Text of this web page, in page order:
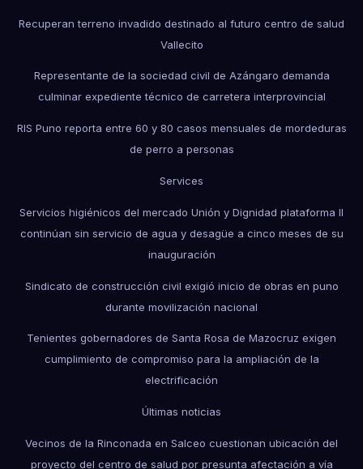
Recuperan terreno invadido destinado al futuro centro de salud
Vallecito
Representante de la sociedad civil de Azángaro demanda
culminar expediente técnico de carretera interprovincial
RIS Puno reporta entre 60 y 80 casos mensuales de mordeduras
de perro a personas
Services
Servicios higiénicos del mercado Unión y Dignidad plataforma II
continúan sin servicio de agua y desagüe a cinco meses de su
inauguración
Sindicato de construcción civil exigió inicio de obras en puno
durante movilización nacional
Tenientes gobernadores de Santa Rosa de Mazocruz exigen
cumplimiento de compromiso para la ampliación de la
electrificación
Últimas noticias
Vecinos de la Rinconada en Salceo cuestionan ubicación del
proyecto del centro de salud por presunta afectación a vía